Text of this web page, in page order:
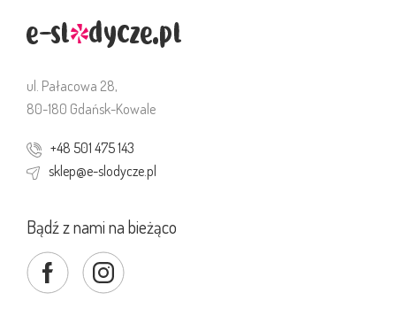
ul. Pałacowa 28,
80-180 Gdańsk-Kowale
+48 501 475 143
sklep@e-slodycze.pl
Bądź z nami na bieżąco